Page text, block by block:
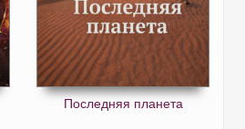
Последняя планета